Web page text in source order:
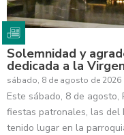
Solemnidad y
dedicada a la
sábado, 8 de agosto de 2026
Este sábado, 8 de
fiestas patronales, las del
tenido lugar en la